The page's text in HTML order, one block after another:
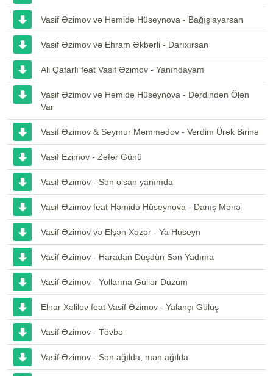
Vasif Əzimov və Həmidə Hüseynova - Bağışlayarsan
Vasif Əzimov və Ehram Əkbərli - Darıxırsan
Ali Qafarlı feat Vasif Əzimov - Yanındayam
Vasif Əzimov və Həmidə Hüseynova - Dərdindən Ölən
Var
Vasif Əzimov & Seymur Məmmədov - Verdim Ürək Birinə
Vasif Ezimov - Zəfər Günü
Vasif Əzimov - Sən olsan yanımda
Vasif Əzimov feat Həmidə Hüseynova - Danış Mənə
Vasif Əzimov və Elşən Xəzər - Ya Hüseyn
Vasif Əzimov - Haradan Düşdün Sən Yadıma
Vasif Əzimov - Yollarına Güllər Düzüm
Elnar Xəlilov feat Vasif Əzimov - Yalançı Gülüş
Vasif Əzimov - Tövbə
Vasif Əzimov - Sən ağılda, mən ağılda